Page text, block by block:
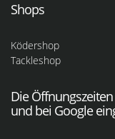
Shops
Ködershop
Tackleshop
Die
und bei Google